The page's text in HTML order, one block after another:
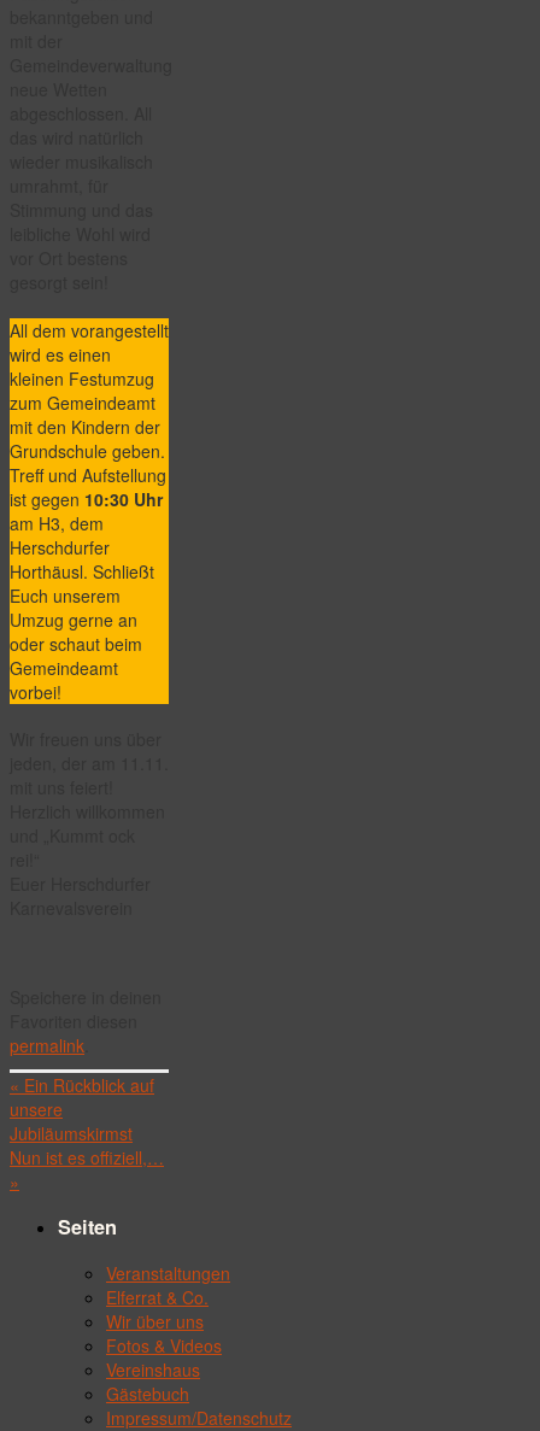
All dem vorangestellt
wird es einen
kleinen Festumzug
zum Gemeindeamt
mit den Kindern der
Grundschule geben.
Treff und Aufstellung
ist gegen 10:30 Uhr
am H3, dem
Herschdurfer
Horthäusl. Schließt
Euch unserem
Umzug gerne an
oder schaut beim
Gemeindeamt
vorbei!
permalink
« Ein Rückblick auf
unsere
Jubiläumskirmst
Nun ist es offiziell,…
»
Seiten
Veranstaltungen
Elferrat & Co.
Wir über uns
Fotos & Videos
Vereinshaus
Gästebuch
Impressum/Datenschutz